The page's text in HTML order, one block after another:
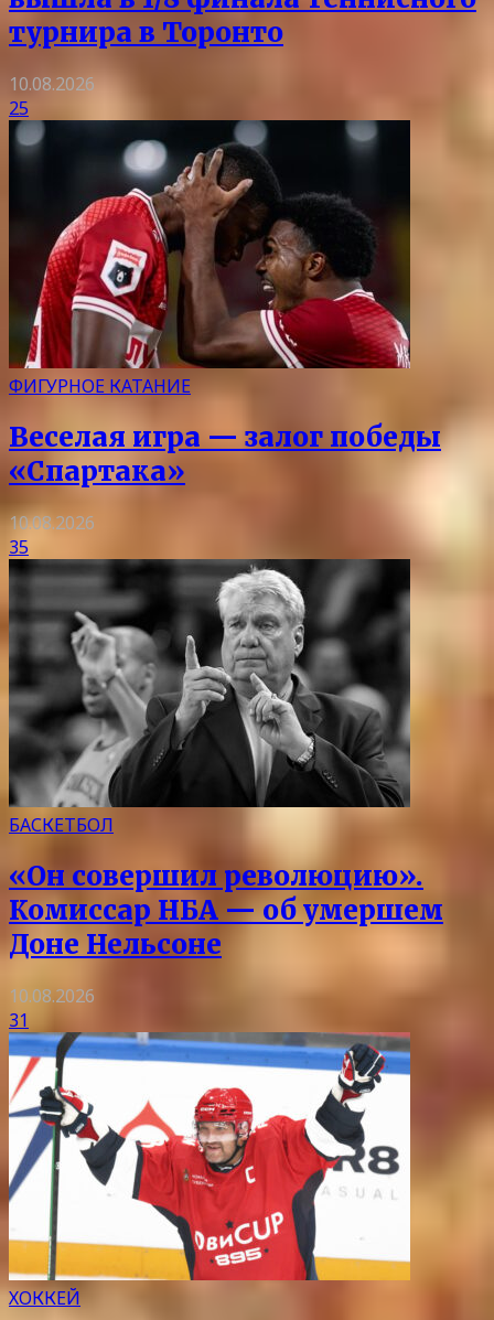
турнира в Торонто
10.08.2026
25
ФИГУРНОЕ КАТАНИЕ
Веселая игра — залог победы
«Спартака»
10.08.2026
35
БАСКЕТБОЛ
«Он совершил революцию».
Комиссар НБА — об умершем
Доне Нельсоне
10.08.2026
31
ХОККЕЙ